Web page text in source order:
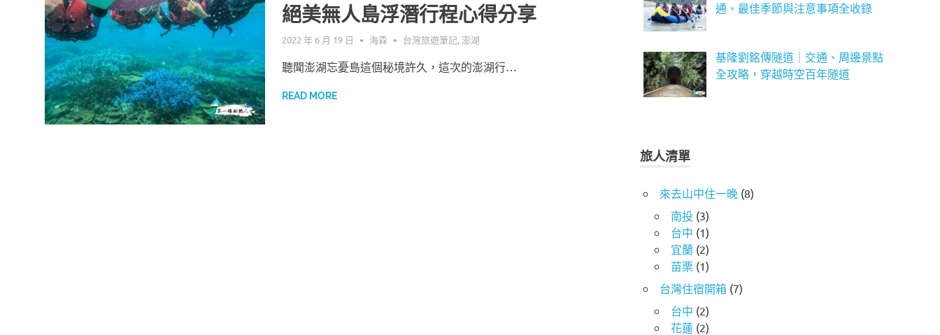
絕美無人島浮潛行程心得分享
2022 年 6 月 19 日 海森 台灣旅遊筆記, 澎湖
聽聞澎湖忘憂島這個秘境許久，這次的澎湖行…
READ MORE
通、最佳季節與注意事項全收錄
基隆劉銘傳隧道｜交通、周邊景點
全攻略，穿越時空百年隧道
旅人清單
來去山中住一晚 (8)
南投 (3)
台中 (1)
宜蘭 (2)
苗栗 (1)
台灣住宿開箱 (7)
台中 (2)
花蓮 (2)